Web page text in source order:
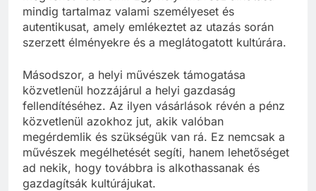
mindig tartalmaz valami személyeset és
autentikusat, amely emlékeztet az utazás során
szerzett élményekre és a meglátogatott kultúrára.
Másodszor, a helyi művészek támogatása
közvetlenül hozzájárul a helyi gazdaság
fellendítéséhez. Az ilyen vásárlások révén a pénz
közvetlenül azokhoz jut, akik valóban
megérdemlik és szükségük van rá. Ez nemcsak a
művészek megélhetését segíti, hanem lehetőséget
ad nekik, hogy továbbra is alkothassanak és
gazdagítsák kultúrájukat.